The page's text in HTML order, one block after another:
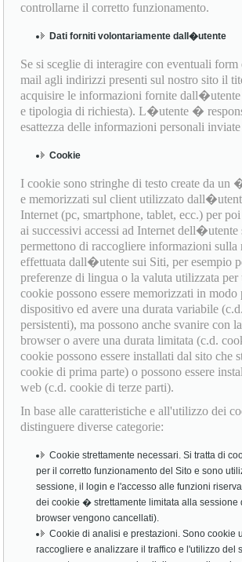
controllarne il corretto funzionamento.
Dati forniti volontariamente dall�utente
Se si sceglie di interagire con eventuali
mail agli indirizzi presenti sul nostro sito il
acquisire le informazioni fornite
e tipologia di richiesta). L�utente �
esattezza delle informazioni personali
Cookie
I cookie sono stringhe di testo create da un
e memorizzati sul client utilizzato
Internet (pc, smartphone, tablet, ecc.) per poi
ai successivi accessi ad Internet dell�utente
permettono di raccogliere informazioni sulla
effettuata dall�utente sui Siti, per esempio
preferenze di lingua o la valuta utilizzata per
cookie possono essere memorizzati in modo
dispositivo ed avere una durata variabile
persistenti), ma possono anche svanire con
browser o avere una durata limitata (c.d.
cookie possono essere installati dal sito che
cookie di prima parte) o possono essere
web (c.d. cookie di terze parti).
In base alle caratteristiche e all'utilizzo dei
distinguere diverse categorie:
Cookie strettamente necessari. Si tratta di
per il corretto funzionamento del Sito e sono
sessione, il login e l'accesso alle funzioni
dei cookie � strettamente limitata alla sessione
browser vengono cancellati).
Cookie di analisi e prestazioni. Sono cookie
raccogliere e analizzare il traffico e l'utilizzo del